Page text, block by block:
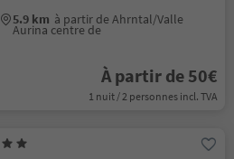
5.9 km à partir de Ahrntal/Valle
Aurina centre de
À partir de 50€
1 nuit / 2 personnes incl. TVA